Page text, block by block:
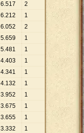
6.517
2
6.212
1
6.052
2
5.659
1
5.481
1
4.403
1
4.341
1
4.132
1
3.952
1
3.675
1
3.655
1
3.332
1